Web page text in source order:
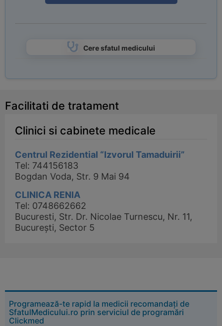
Cere sfatul medicului
Facilitati de tratament
Clinici si cabinete medicale
Centrul Rezidential “Izvorul Tamaduirii”
Tel: 744156183
Bogdan Voda, Str. 9 Mai 94
CLINICA RENIA
Tel: 0748662662
Bucuresti, Str. Dr. Nicolae Turnescu, Nr. 11,
București, Sector 5
Programează-te rapid la medicii recomandați de
SfatulMedicului.ro prin serviciul de programări
Clickmed